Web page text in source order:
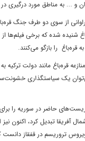
و ... به مناطق مورد درگیری
از سوی دو طرف جنگ
شنیده شده که برخی فیلم‌ها
قره‌باغ را بازگو می‌کنند.
قره‌باغ مانند دولت
یک سیاستگذاری
حاضر در سوریه را
آفریقا تبدیل کرد، اکنون
در قفقاز دانست که در چارچوب